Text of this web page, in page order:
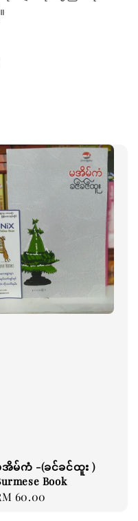
အိမ်ကံ -(ခင်ခင်ထူး )
Book
60.00